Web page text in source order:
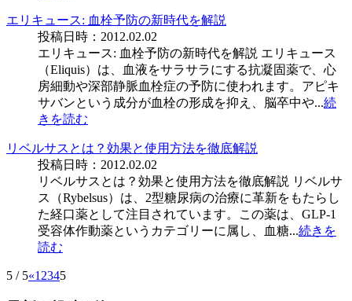
エリキュース: 血栓予防の新時代を解説
投稿日時：2012.02.02
エリキュース: 血栓予防の新時代を解説 エリキュース
（Eliquis）は、血液をサラサラにする抗凝固薬で、心
房細動や深部静脈血栓症の予防に使われます。アピキ
サバンという成分が血栓の形成を抑え、脳卒中や...続
きを読む
リベルサスとは？効果と使用方法を徹底解説
投稿日時：2012.02.02
リベルサスとは？効果と使用方法を徹底解説 リベルサ
ス（Rybelsus）は、2型糖尿病の治療に革新をもたらし
た経口薬として注目されています。この薬は、GLP-1
受容体作動薬というカテゴリーに属し、血糖...続きを
読む
5 / 5«1 2345